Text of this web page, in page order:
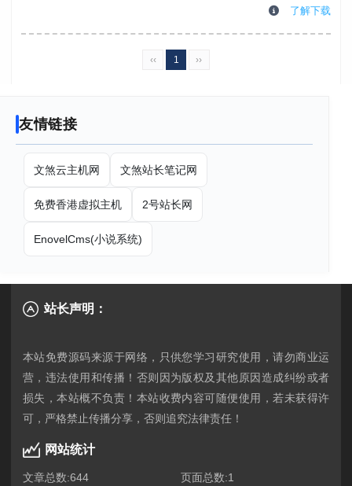
你网站的伪静态规则。推荐用 PHP 7.3 来运行。2. 打开 config 文件
把根目录里那个数据库文件导入到你自己的...
了解下载
‹‹ 1 ››
友情链接
文煞云主机网 文煞站长笔记网
免费香港虚拟主机 2号站长网
EnovelCms(小说系统)
站长声明：
本站免费源码来源于网络，只供您学习研究使用，请勿商业运
营，违法使用和传播！否则因为版权及其他原因造成纠纷或者
损失，本站概不负责！本站收费内容可随便使用，若未获得许
网站统计
文章总数:644 页面总数:1